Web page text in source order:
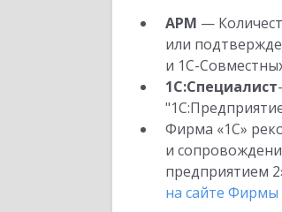
АРМ —
или
и 1С-
1С:Специалист
Фирма «1С»
и
предприятием
на сайте Фирмы